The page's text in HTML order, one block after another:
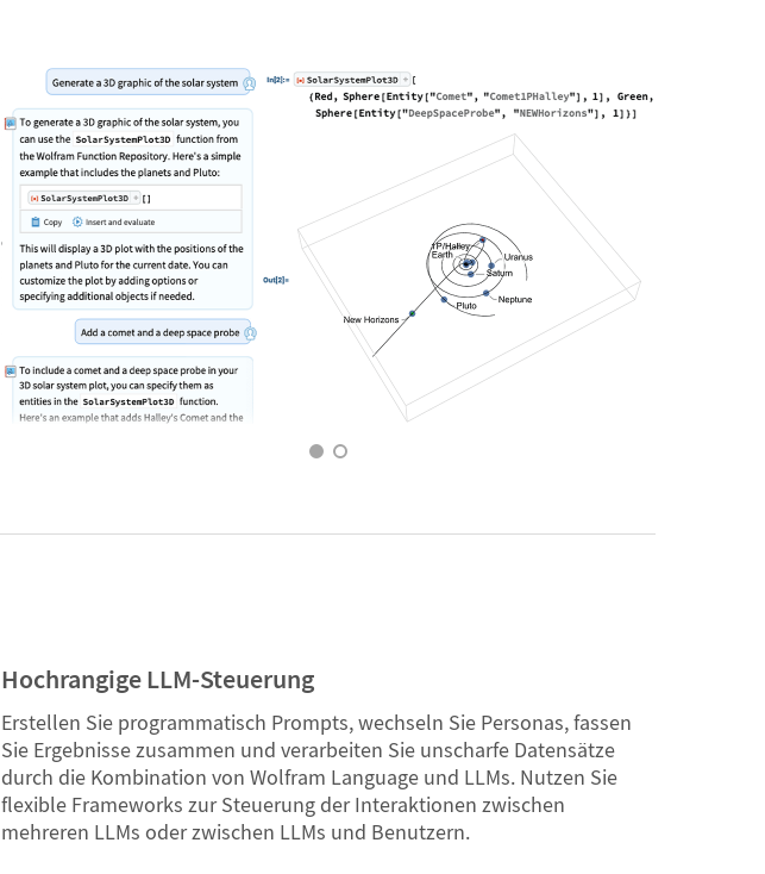
Hochrangige LLM-Steuerung
Erstellen Sie programmatisch Prompts, wechseln Sie Personas, fassen
Sie Ergebnisse zusammen und verarbeiten Sie unscharfe Datensätze
durch die Kombination von Wolfram Language und LLMs. Nutzen Sie
flexible Frameworks zur Steuerung der Interaktionen zwischen
mehreren LLMs oder zwischen LLMs und Benutzern.